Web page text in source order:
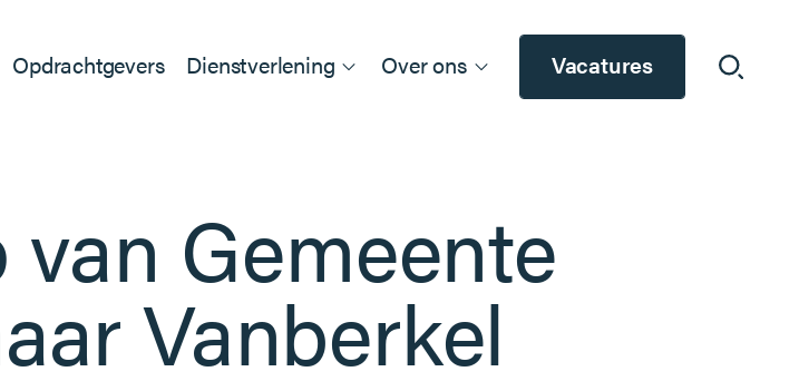
Opdrachtgevers Dienstverlening Over ons Vacatures
Gemeente
Vanberkel